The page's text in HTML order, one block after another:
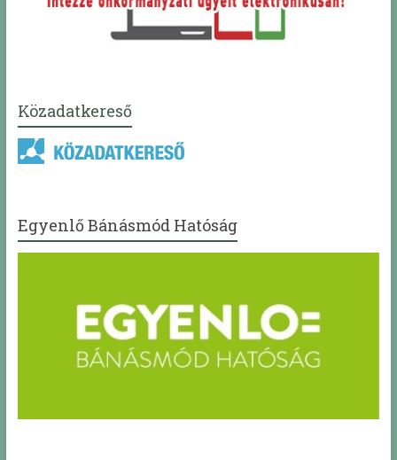
Közadatkereső
Egyenlő Bánásmód Hatóság